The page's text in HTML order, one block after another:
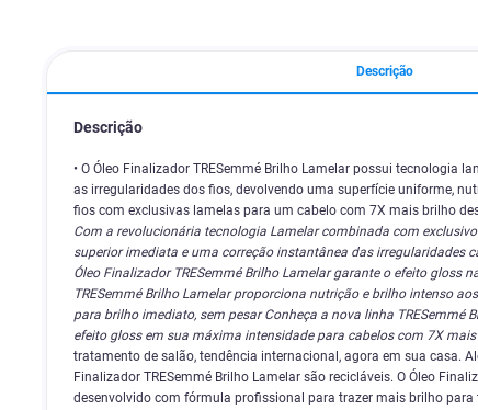
Descrição
Descrição
• O Óleo Finalizador TRESemmé Brilho Lamelar possui tecnologia
as irregularidades dos fios, devolvendo uma superfície uniforme,
fios com exclusivas lamelas para um cabelo com 7X mais brilho
Com a revolucionária tecnologia Lamelar combinada com
superior imediata e uma correção instantânea das irregularidades
Óleo Finalizador TRESemmé Brilho Lamelar garante o efeito gloss
TRESemmé Brilho Lamelar proporciona nutrição e brilho intenso
para brilho imediato, sem pesar Conheça a nova linha TRESemmé
efeito gloss em sua máxima intensidade para cabelos com 7X
tratamento de salão, tendência internacional, agora em sua casa.
Finalizador TRESemmé Brilho Lamelar são recicláveis. O Óleo
desenvolvido com fórmula profissional para trazer mais brilho